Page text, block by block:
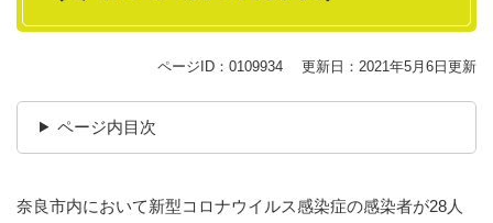
ページID：0109934 更新日：2021年5月6日更新
ページ内目次
奈良市内において新型コロナウイルス感染症の感染者が28人